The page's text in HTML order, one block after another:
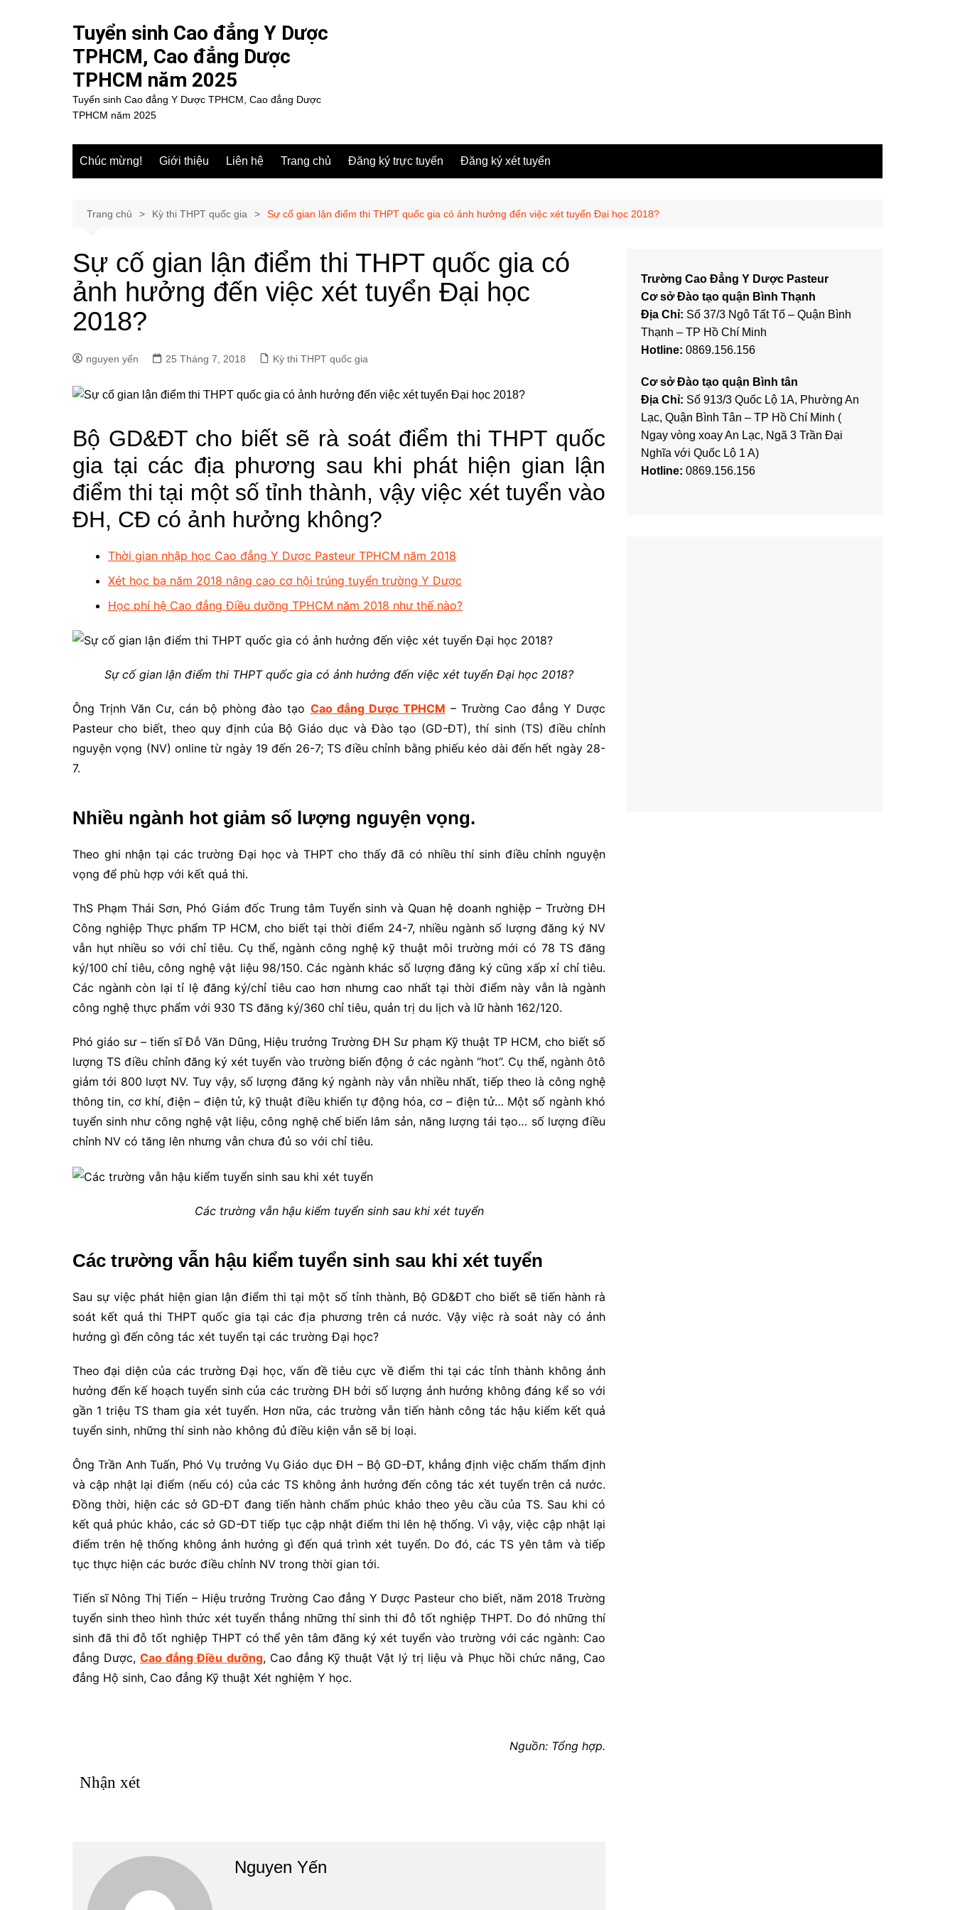
Tuyển sinh Cao đẳng Y Dược
TPHCM, Cao đẳng Dược
TPHCM năm 2025
Tuyển sinh Cao đẳng Y Dược TPHCM, Cao đẳng Dược
TPHCM năm 2025
Chúc mừng! Giới thiệu Liên hệ Trang chủ Đăng ký trực tuyến Đăng ký xét tuyển
Trang chủ Kỳ thi THPT quốc gia Sự cố gian lận điểm thi THPT quốc gia có ảnh hưởng đến việc xét tuyển Đại học 2018?
Sự cố gian lận điểm thi THPT quốc gia có
ảnh hưởng đến việc xét tuyển Đại học
2018?
nguyen yến 25 Tháng 7, 2018 Kỳ thi THPT quốc gia
Bộ GD&ĐT cho biết sẽ rà soát điểm thi THPT quốc
gia tại các địa phương sau khi phát hiện gian lận
điểm thi tại một số tỉnh thành, vậy việc xét tuyển vào
ĐH, CĐ có ảnh hưởng không?
Thời gian nhập học Cao đẳng Y Dược Pasteur TPHCM năm 2018
Xét học bạ năm 2018 nâng cao cơ hội trúng tuyển trường Y Dược
Học phí hệ Cao đẳng Điều dưỡng TPHCM năm 2018 như thế nào?
Sự cố gian lận điểm thi THPT quốc gia có ảnh hưởng đến việc xét tuyển Đại học 2018?
Ông Trịnh Văn Cư, cán bộ phòng đào tạo Cao đẳng Dược TPHCM – Trường Cao đẳng Y Dược
Pasteur cho biết, theo quy định của Bộ Giáo dục và Đào tạo (GD-ĐT), thí sinh (TS) điều chỉnh
nguyện vọng (NV) online từ ngày 19 đến 26-7; TS điều chỉnh bằng phiếu kéo dài đến hết ngày 28-
7.
Nhiều ngành hot giảm số lượng nguyện vọng.
Theo ghi nhận tại các trường Đại học và THPT cho thấy đã có nhiều thí sinh điều chỉnh nguyện
vọng để phù hợp với kết quả thi.
ThS Phạm Thái Sơn, Phó Giám đốc Trung tâm Tuyển sinh và Quan hệ doanh nghiệp – Trường ĐH
Công nghiệp Thực phẩm TP HCM, cho biết tại thời điểm 24-7, nhiều ngành số lượng đăng ký NV
vẫn hụt nhiều so với chỉ tiêu. Cụ thể, ngành công nghệ kỹ thuật môi trường mới có 78 TS đăng
ký/100 chỉ tiêu, công nghệ vật liệu 98/150. Các ngành khác số lượng đăng ký cũng xấp xỉ chỉ tiêu.
Các ngành còn lại tỉ lệ đăng ký/chỉ tiêu cao hơn nhưng cao nhất tại thời điểm này vẫn là ngành
công nghệ thực phẩm với 930 TS đăng ký/360 chỉ tiêu, quản trị du lịch và lữ hành 162/120.
Phó giáo sư – tiến sĩ Đỗ Văn Dũng, Hiệu trưởng Trường ĐH Sư phạm Kỹ thuật TP HCM, cho biết số
lượng TS điều chỉnh đăng ký xét tuyển vào trường biến động ở các ngành “hot”. Cụ thể, ngành ôtô
giảm tới 800 lượt NV. Tuy vậy, số lượng đăng ký ngành này vẫn nhiều nhất, tiếp theo là công nghệ
thông tin, cơ khí, điện – điện tử, kỹ thuật điều khiển tự động hóa, cơ – điện tử… Một số ngành khó
tuyển sinh như công nghệ vật liệu, công nghệ chế biến lâm sản, năng lượng tái tạo… số lượng điều
chỉnh NV có tăng lên nhưng vẫn chưa đủ so với chỉ tiêu.
Các trường vẫn hậu kiểm tuyển sinh sau khi xét tuyển
Các trường vẫn hậu kiểm tuyển sinh sau khi xét tuyển
Sau sự việc phát hiện gian lận điểm thi tại một số tỉnh thành, Bộ GD&ĐT cho biết sẽ tiến hành rà
soát kết quả thi THPT quốc gia tại các địa phương trên cả nước. Vậy việc rà soát này có ảnh
hưởng gì đến công tác xét tuyển tại các trường Đại học?
Theo đại diện của các trường Đại học, vấn đề tiêu cực về điểm thi tại các tỉnh thành không ảnh
hưởng đến kế hoạch tuyển sinh của các trường ĐH bởi số lượng ảnh hưởng không đáng kể so với
gần 1 triệu TS tham gia xét tuyển. Hơn nữa, các trường vẫn tiến hành công tác hậu kiểm kết quả
tuyển sinh, những thí sinh nào không đủ điều kiện vẫn sẽ bị loại.
Ông Trần Anh Tuấn, Phó Vụ trưởng Vụ Giáo dục ĐH – Bộ GD-ĐT, khẳng định việc chấm thẩm định
và cập nhật lại điểm (nếu có) của các TS không ảnh hưởng đến công tác xét tuyển trên cả nước.
Đồng thời, hiện các sở GD-ĐT đang tiến hành chấm phúc khảo theo yêu cầu của TS. Sau khi có
kết quả phúc khảo, các sở GD-ĐT tiếp tục cập nhật điểm thi lên hệ thống. Vì vậy, việc cập nhật lại
điểm trên hệ thống không ảnh hưởng gì đến quá trình xét tuyển. Do đó, các TS yên tâm và tiếp
tục thực hiện các bước điều chỉnh NV trong thời gian tới.
Tiến sĩ Nông Thị Tiến – Hiệu trưởng Trường Cao đẳng Y Dược Pasteur cho biết, năm 2018 Trường
tuyển sinh theo hình thức xét tuyển thẳng những thí sinh thi đỗ tốt nghiệp THPT. Do đó những thí
sinh đã thi đỗ tốt nghiệp THPT có thể yên tâm đăng ký xét tuyển vào trường với các ngành: Cao
đẳng Dược,Cao đẳng Điều dưỡng, Cao đẳng Kỹ thuật Vật lý trị liệu và Phục hồi chức năng, Cao
đẳng Hộ sinh, Cao đẳng Kỹ thuật Xét nghiệm Y học.
Nguồn: Tổng hợp.
Nhận xét
Nguyen Yến
Trường Cao Đẳng Y Dược Pasteur
Cơ sở Đào tạo quận Bình Thạnh
Địa Chỉ: Số 37/3 Ngô Tất Tố – Quận Bình
Thạnh – TP Hồ Chí Minh
Hotline: 0869.156.156
Cơ sở Đào tạo quận Bình tân
Địa Chỉ: Số 913/3 Quốc Lộ 1A, Phường An
Lạc, Quận Bình Tân – TP Hồ Chí Minh (
Ngay vòng xoay An Lạc, Ngã 3 Trần Đại
Nghĩa với Quốc Lộ 1 A)
Hotline: 0869.156.156